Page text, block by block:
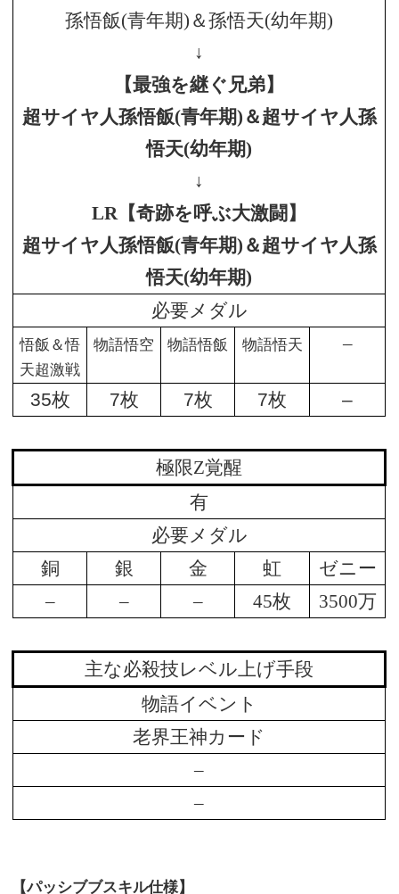
孫悟飯(青年期)＆孫悟天(幼年期)
↓
【最強を継ぐ兄弟】
超サイヤ人孫悟飯(青年期)＆超サイヤ人孫
悟天(幼年期)
↓
LR【奇跡を呼ぶ大激闘】
超サイヤ人孫悟飯(青年期)＆超サイヤ人孫
悟天(幼年期)
必要メダル
悟飯＆悟
天超激戦
物語悟空 物語悟飯 物語悟天 –
35枚 7枚 7枚 7枚 –
極限Z覚醒
有
必要メダル
銅
銀 金 虹
ゼニー
–
– – 45枚 3500万
主な必殺技レベル上げ手段
物語イベント
老界王神カード
–
–
【パッシブブスキル仕様】